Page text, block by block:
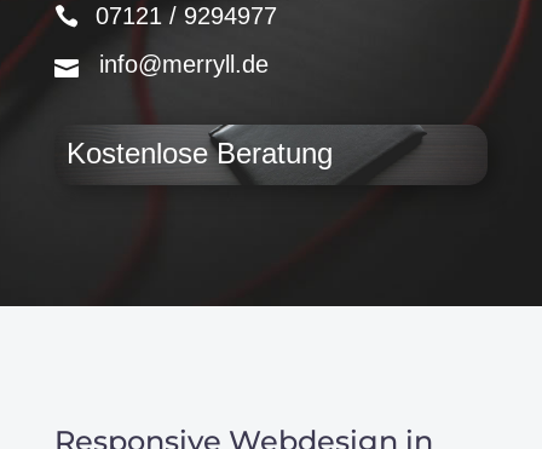
07121 / 9294977
info@merryll.de
Kostenlose Beratung
Responsive Webdesign in